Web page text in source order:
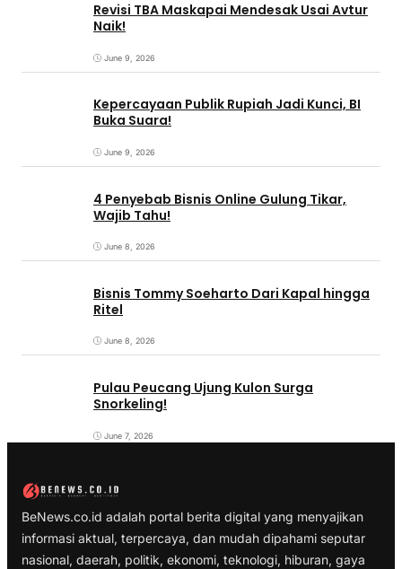
Revisi TBA Maskapai Mendesak Usai Avtur
Naik!
June 9, 2026
Kepercayaan Publik Rupiah Jadi Kunci, BI
Buka Suara!
June 9, 2026
4 Penyebab Bisnis Online Gulung Tikar,
Wajib Tahu!
June 8, 2026
Bisnis Tommy Soeharto Dari Kapal hingga
Ritel
June 8, 2026
Pulau Peucang Ujung Kulon Surga
Snorkeling!
June 7, 2026
BeNews.co.id adalah portal berita digital yang menyajikan
informasi aktual, terpercaya, dan mudah dipahami seputar
nasional, daerah, politik, ekonomi, teknologi, hiburan, gaya